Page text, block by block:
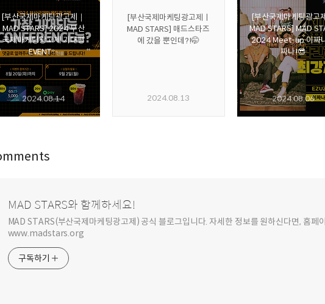
[부산국제마케팅광고제｜
MAD STARS] 2024 부산
국제마케팅광고제 기대평
EVENT✨
2024.08.14
[부산국제마케팅광고제ㅣ
MAD STARS] 매드스타즈
에 갔을 뿐인데?!🤭
2024.08.13
[부산국제마케팅광고
MAD STARS] MAD
2024 Meet-up 이짜
짜나!😎
2024.08.06
MAD STARS와 함께하세요!
MAD STARS(부산국제마케팅광고제) 공식 블로그입니다. 자세한 정보를 원하신다면, 홈페
www.madstars.org
구독하기